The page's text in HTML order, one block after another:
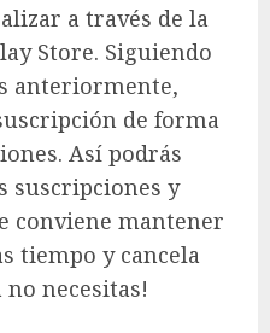
a través de la
Store. Siguiendo
anteriormente,
de forma
Así podrás
suscripciones y
conviene mantener
tiempo y cancela
necesitas!